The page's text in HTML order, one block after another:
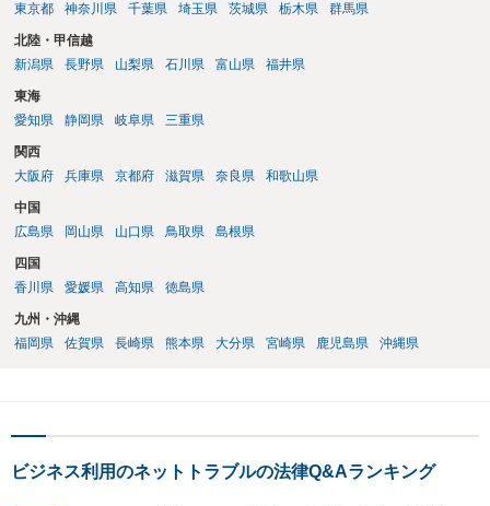
東京都
神奈川県 千葉県 埼玉県 茨城県 栃木県 群馬県
北陸・甲信越
新潟県
長野県 山梨県 石川県 富山県 福井県
東海
愛知県
静岡県 岐阜県 三重県
関西
大阪府
兵庫県 京都府 滋賀県 奈良県 和歌山県
中国
広島県
岡山県 山口県 鳥取県 島根県
四国
香川県
愛媛県 高知県 徳島県
九州・沖縄
福岡県
佐賀県 長崎県 熊本県 大分県 宮崎県 鹿児島県 沖縄県
ビジネス利用のネットトラブルの法律Q&Aランキング